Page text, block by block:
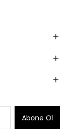
Abone Ol